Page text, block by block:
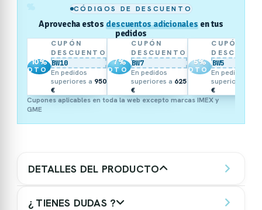
CÓDIGOS DE DESCUENTO
Aprovecha estos descuentos adicionales en tus
pedidos
10%
DTO.
CUPÓN
DESCUENTO
BW10
En pedidos
superiores a 950
€
7%
DTO.
CUPÓN
DESCUENTO
BW7
En pedidos
superiores a 625
€
5%
DTO.
CUPÓN
BW5
En pedidos
superiores a
€
Cupones aplicables en toda la web excepto marcas IMEX y
GME
DETALLES DEL PRODUCTO
¿ TIENES DUDAS ?